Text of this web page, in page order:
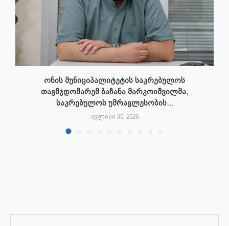
ონის მუნიციპალიტეტის საკრებულოს
თავმჯდომარემ ბაჩანა მარკოიშვილმა,
საკრებულოს უმრავლესობის...
ივლისი 30, 2026